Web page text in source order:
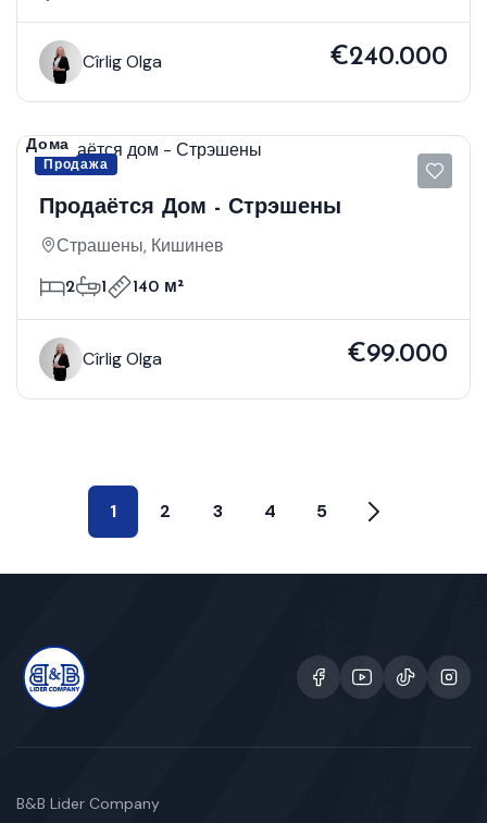
Cîrlig Olga €240.000
Продажа
Дома
Продаётся Дом - Стрэшены
Страшены, Кишинев
2 1 140 м²
Cîrlig Olga €99.000
1 2 3 4 5
B&B Lider Company